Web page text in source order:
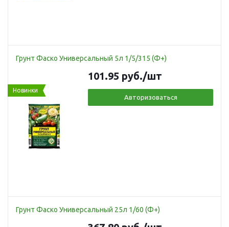
Грунт Фаско Универсальный 5л 1/5/315 (Ф+)
Новинки
101.95 руб./шт
Авторизоваться
Грунт Фаско Универсальный 25л 1/60 (Ф+)